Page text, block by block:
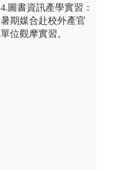
4.圖書資訊產學實習：
暑期媒合赴校外產官
單位觀摩實習。